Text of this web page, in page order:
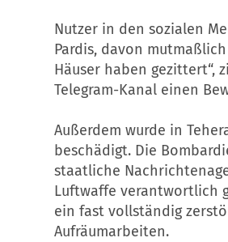
Nutzer in den sozialen
Pardis, davon
Häuser haben gezittert“,
Telegram-Kanal einen
Außerdem wurde in
beschädigt. Die
staatliche
Luftwaffe verantwortlich
ein fast vollständig
Aufräumarbeiten.